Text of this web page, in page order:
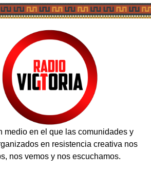
medio en el que las comunidades y
en resistencia creativa nos
nos vemos y nos escuchamos.